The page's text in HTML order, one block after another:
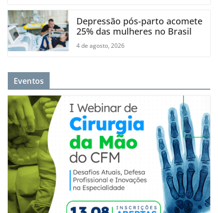
Depressão pós-parto acomete
25% das mulheres no Brasil
4 de agosto, 2026
Eventos